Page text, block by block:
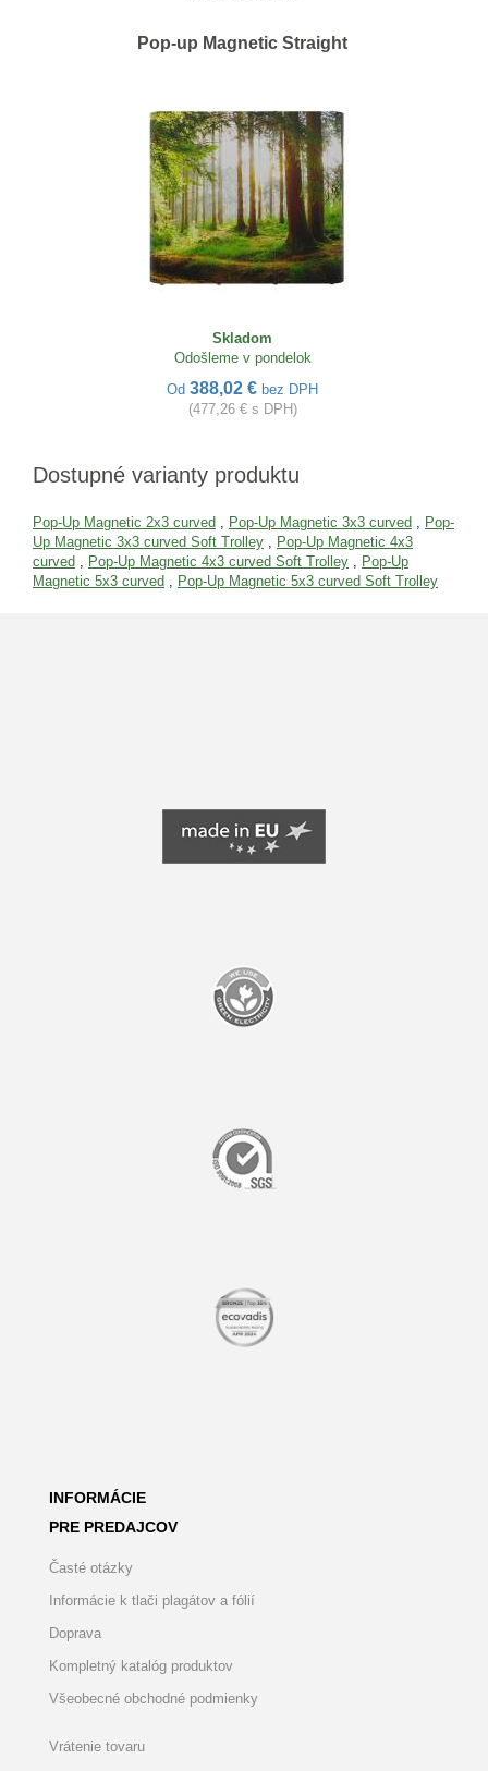
Pop-up Magnetic Straight
Skladom
Odošleme v pondelok
Od 388,02 € bez DPH
(477,26 € s DPH)
Dostupné varianty produktu
Pop-Up Magnetic 2x3 curved Pop-Up Magnetic 3x3 curved
Pop-
Up Magnetic 3x3 curved Soft Trolley
Pop-Up Magnetic 4x3
curved
Pop-Up Magnetic 4x3 curved Soft Trolley
Pop-Up
Magnetic 5x3 curved
Pop-Up Magnetic 5x3 curved Soft Trolley
INFORMÁCIE
PRE PREDAJCOV
Časté otázky
Informácie k tlači plagátov a fólií
Doprava
Kompletný katalóg produktov
Všeobecné obchodné podmienky
Vrátenie tovaru